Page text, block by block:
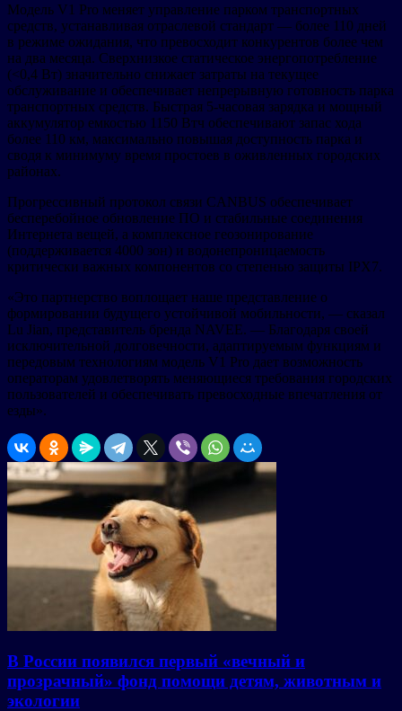
Модель V1 Pro меняет управление парком транспортных
средств, устанавливая отраслевой стандарт — более 110 дней
в режиме ожидания, что превосходит конкурентов более чем
на два месяца. Сверхнизкое статическое энергопотребление
(<0,4 Вт) значительно снижает затраты на текущее
обслуживание и обеспечивает непрерывную готовность парка
транспортных средств. Быстрая 5-часовая зарядка и мощный
аккумулятор емкостью 1150 Втч обеспечивают запас хода
более 110 км, максимально повышая доступность парка и
сводя к минимуму время простоев в оживленных городских
районах.
Прогрессивный протокол связи CANBUS обеспечивает
бесперебойное обновление ПО и стабильные соединения
Интернета вещей, а комплексное геозонирование
(поддерживается 4000 зон) и водонепроницаемость
критически важных компонентов со степенью защиты IPX7.
«Это партнерство воплощает наше представление о
формировании будущего устойчивой мобильности, — сказал
Lu Jian, представитель бренда NAVEE. — Благодаря своей
исключительной долговечности, адаптируемым функциям и
передовым технологиям модель V1 Pro дает возможность
операторам удовлетворять меняющиеся требования городских
пользователей и обеспечивать превосходные впечатления от
езды».
В России появился первый «вечный и
прозрачный» фонд помощи детям, животным и
экологии